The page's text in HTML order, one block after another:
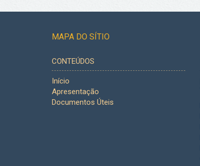
MAPA DO SÍTIO
CONTEÚDOS
Início
Apresentação
Documentos Úteis